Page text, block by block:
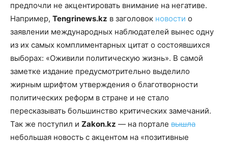
предпочли не акцентировать внимание на негативе.
Например, Tengrinews.kz в заголовок новости о
заявлении международных наблюдателей вынес одну
из их самых комплиментарных цитат о состоявшихся
выборах: «Оживили политическую жизнь». В самой
заметке издание предусмотрительно выделило
жирным шрифтом утверждения о благотворности
политических реформ в стране и не стало
пересказывать большинство критических замечаний.
Так же поступил и Zakon.kz — на портале вышла
небольшая новость с акцентом на «позитивные